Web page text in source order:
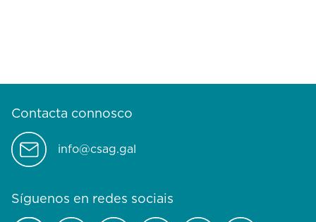
Contacta connosco
info@csag.gal
Síguenos en redes sociais